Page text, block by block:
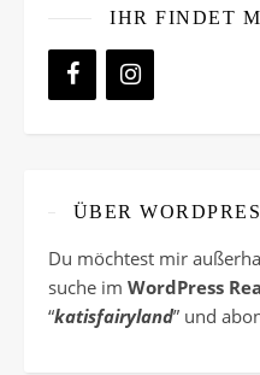
IHR FINDET
ÜBER
Du möchtest mir
suche im WordPress
“katisfairyland” und